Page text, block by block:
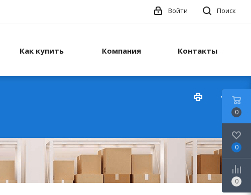
Поиск
Войти
Как купить Компания Контакты
0
0
0